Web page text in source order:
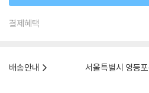
결제혜택
배송안내
서울특별시 영등